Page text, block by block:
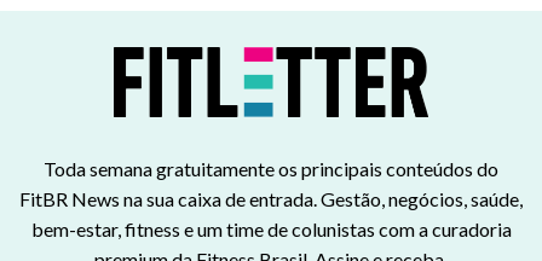
Toda semana gratuitamente os principais conteúdos do
FitBR News na sua caixa de entrada. Gestão, negócios, saúde,
bem-estar, fitness e um time de colunistas com a curadoria